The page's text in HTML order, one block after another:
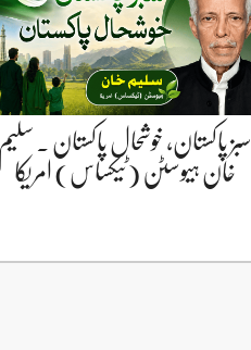
سبز پاکستان، خوشحال پاکستان . سلیم
خان ہیوسٹن (ٹیکساس) امریکا